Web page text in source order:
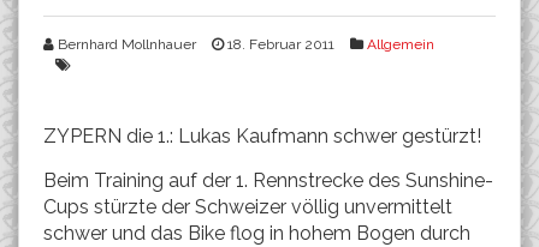
Bernhard Mollnhauer 18. Februar 2011 Allgemein
ZYPERN die 1.: Lukas Kaufmann schwer gestürzt!
Beim Training auf der 1. Rennstrecke des Sunshine-
Cups stürzte der Schweizer völlig unvermittelt
schwer und das Bike flog in hohem Bogen durch